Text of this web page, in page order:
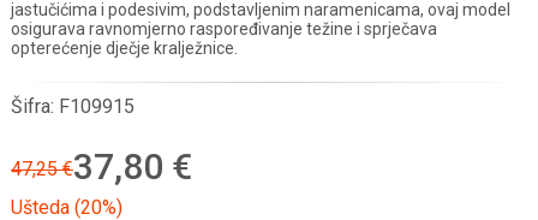
jastučićima i podesivim, podstavljenim naramenicama, ovaj model
osigurava ravnomjerno raspoređivanje težine i sprječava
opterećenje dječje kralježnice.
Šifra: F109915
47,25 €37,80 €
Ušteda (20%)